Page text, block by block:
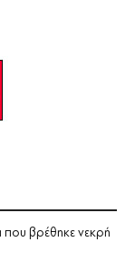
που βρέθηκε νεκρή